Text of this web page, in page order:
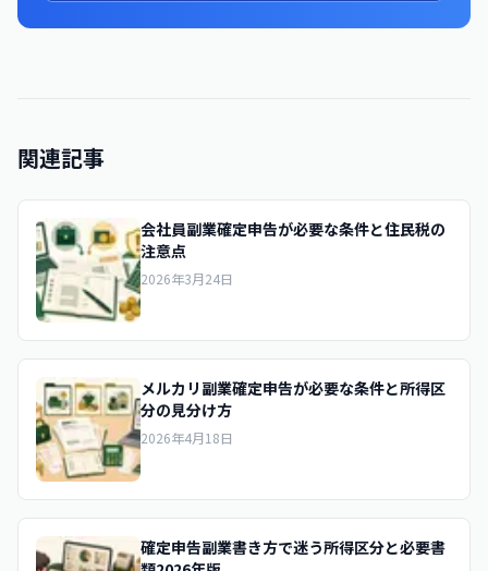
関連記事
会社員副業確定申告が必要な条件と住民税の
注意点
2026年3月24日
メルカリ副業確定申告が必要な条件と所得区
分の見分け方
2026年4月18日
確定申告副業書き方で迷う所得区分と必要書